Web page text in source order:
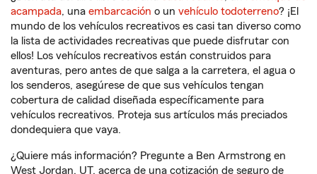
acampada, una embarcación o un vehículo todoterreno? ¡El
mundo de los vehículos recreativos es casi tan diverso como
la lista de actividades recreativas que puede disfrutar con
ellos! Los vehículos recreativos están construidos para
aventuras, pero antes de que salga a la carretera, el agua o
los senderos, asegúrese de que sus vehículos tengan
cobertura de calidad diseñada específicamente para
vehículos recreativos. Proteja sus artículos más preciados
dondequiera que vaya.
¿Quiere más información? Pregunte a Ben Armstrong en
West Jordan, UT, acerca de una cotización de seguro de